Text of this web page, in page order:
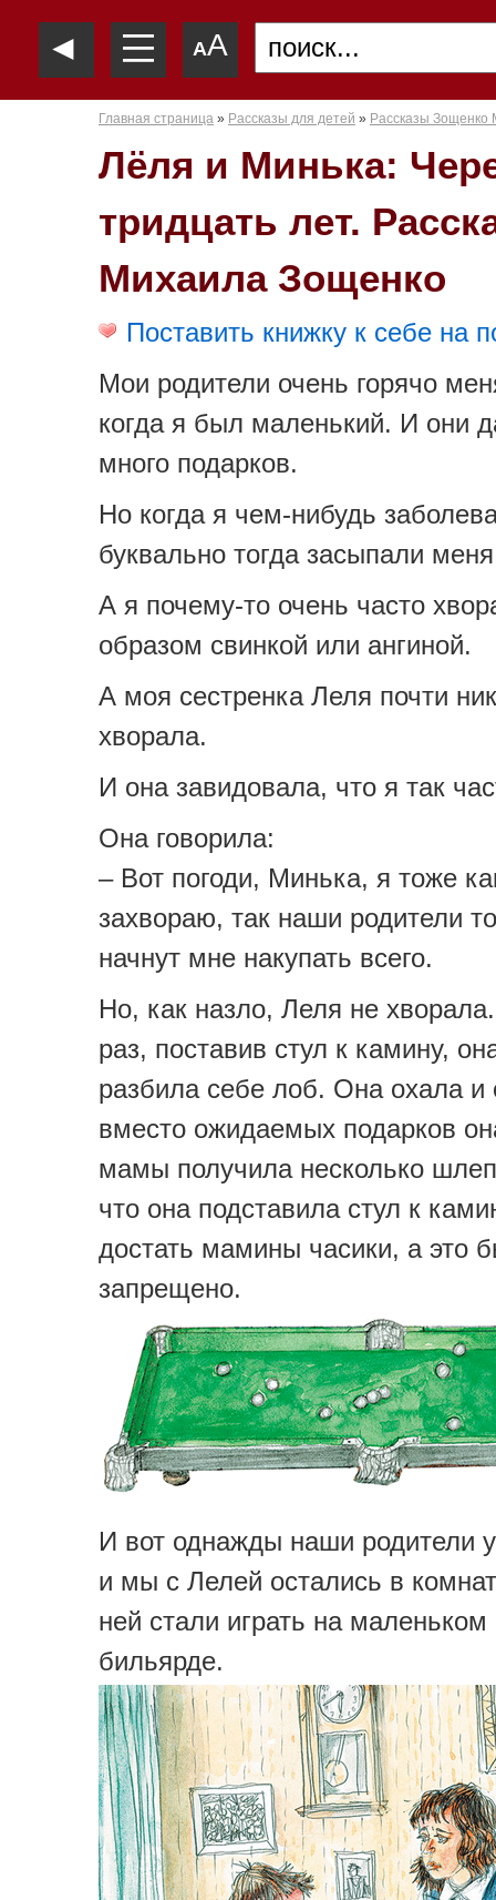
◄ —
—
— AA
Главная страница » Рассказы для детей » Рассказы Зощенко
Лёля и Минька:
тридцать лет.
Михаила Зощенко
Поставить книжку к себе на
Мои родители очень горячо
когда я был маленький. И они
много подарков.
Но когда я чем-нибудь
буквально тогда засыпали
А я почему-то очень часто
образом свинкой или ангиной.
А моя сестренка Леля почти
хворала.
И она завидовала, что я так
Она говорила:
– Вот погоди, Минька, я тоже
захвораю, так наши родители
начнут мне накупать всего.
Но, как назло, Леля не
раз, поставив стул к камину,
разбила себе лоб. Она охала и
вместо ожидаемых подарков
мамы получила несколько
что она подставила стул к
достать мамины часики, а это
запрещено.
И вот однажды наши родители
и мы с Лелей остались в
ней стали играть на
бильярде.